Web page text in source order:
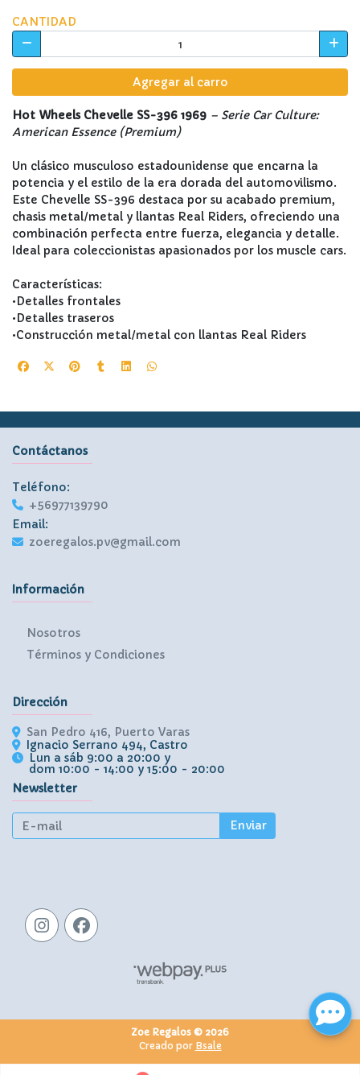
CANTIDAD
Agregar al carro
Hot Wheels Chevelle SS-396 1969 – Serie Car Culture:
American Essence (Premium)
Un clásico musculoso estadounidense que encarna la
potencia y el estilo de la era dorada del automovilismo.
Este Chevelle SS-396 destaca por su acabado premium,
chasis metal/metal y llantas Real Riders, ofreciendo una
combinación perfecta entre fuerza, elegancia y detalle.
Ideal para coleccionistas apasionados por los muscle cars.
Características:
•Detalles frontales
•Detalles traseros
•Construcción metal/metal con llantas Real Riders
Contáctanos
Teléfono:
+56977139790
Email:
zoeregalos.pv@gmail.com
Información
Nosotros
Términos y Condiciones
Dirección
San Pedro 416, Puerto Varas
Ignacio Serrano 494, Castro
Lun a sáb 9:00 a 20:00 y
dom 10:00 - 14:00 y 15:00 - 20:00
Newsletter
Enviar
Zoe Regalos © 2026
Creado por Bsale